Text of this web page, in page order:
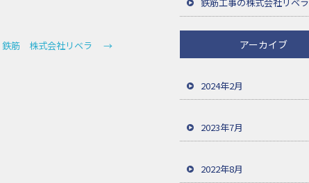
筋 株式会社リベラ → アーカイブ
2024年2月
2023年7月
2022年8月